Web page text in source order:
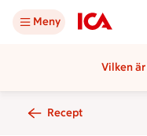
Meny
Vilken
Recept